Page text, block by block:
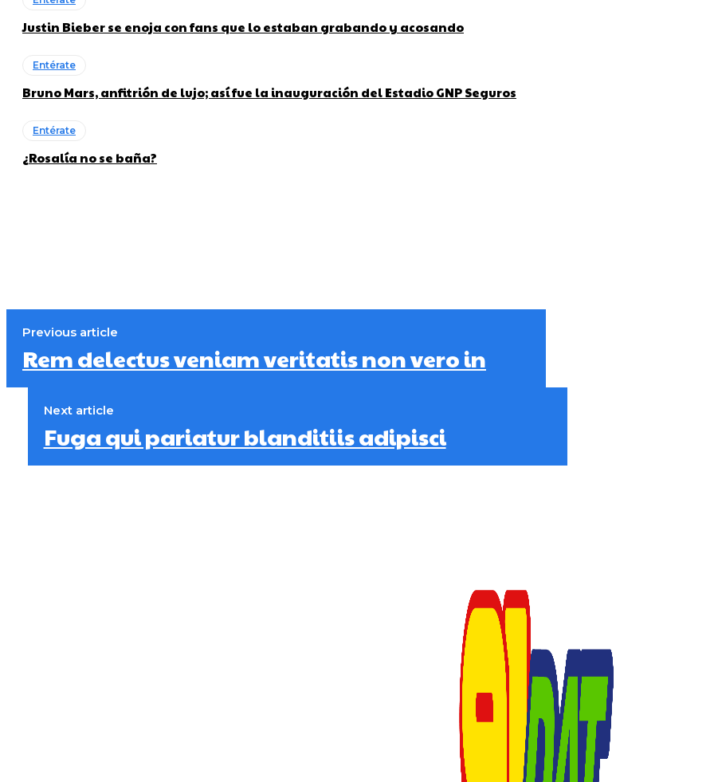
Justin Bieber se enoja con fans que lo estaban grabando y acosando
Entérate
Bruno Mars, anfitrión de lujo; así fue la inauguración del Estadio GNP Seguros
Entérate
¿Rosalía no se baña?
Previous article
Rem delectus veniam veritatis non vero in
Next article
Fuga qui pariatur blanditiis adipisci